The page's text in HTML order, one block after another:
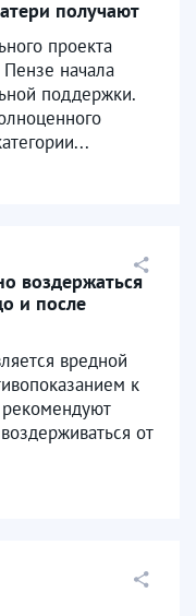
получают
проекта
начала
поддержки.
воздержаться
и после
вредной
к
от